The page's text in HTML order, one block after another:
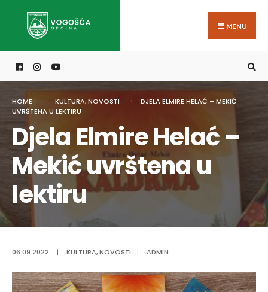
MENU
HOME KULTURA,NOVOSTI
DJELA ELMIRE HELAĆ – MEKIĆ
UVRŠTENA U LEKTIRU
Djela Elmire Helać –
Mekić uvrštena u
lektiru
06.09.2022. | KULTURA,NOVOSTI | ADMIN
for: